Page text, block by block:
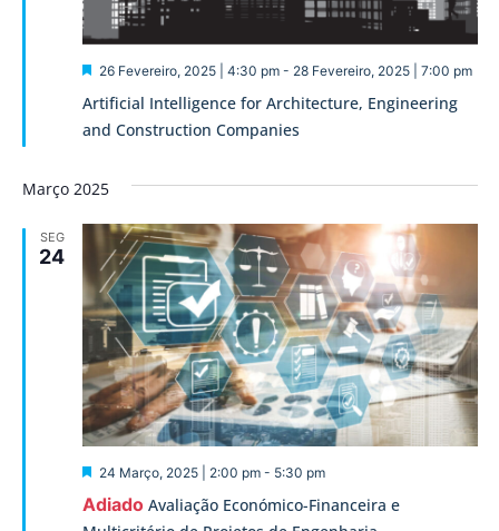
Artificial Intelligence for Architecture, Engineering
and Construction Companies
Destaque
26 Fevereiro, 2025 | 4:30 pm- 28 Fevereiro, 2025 | 7:00 pm
Março 2025
SEG
24
Adiado Avaliação Económico-Financeira e
Destaque
24 Março, 2025 | 2:00 pm- 5:30 pm